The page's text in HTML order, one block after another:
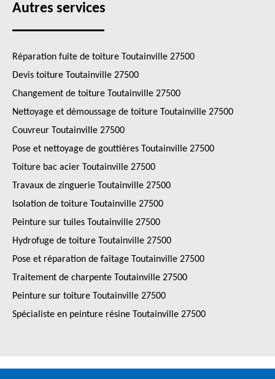
Autres services
Réparation fuite de toiture Toutainville 27500
Devis toiture Toutainville 27500
Changement de toiture Toutainville 27500
Nettoyage et démoussage de toiture Toutainville 27500
Couvreur Toutainville 27500
Pose et nettoyage de gouttières Toutainville 27500
Toiture bac acier Toutainville 27500
Travaux de zinguerie Toutainville 27500
Isolation de toiture Toutainville 27500
Peinture sur tuiles Toutainville 27500
Hydrofuge de toiture Toutainville 27500
Pose et réparation de faîtage Toutainville 27500
Traitement de charpente Toutainville 27500
Peinture sur toiture Toutainville 27500
Spécialiste en peinture résine Toutainville 27500